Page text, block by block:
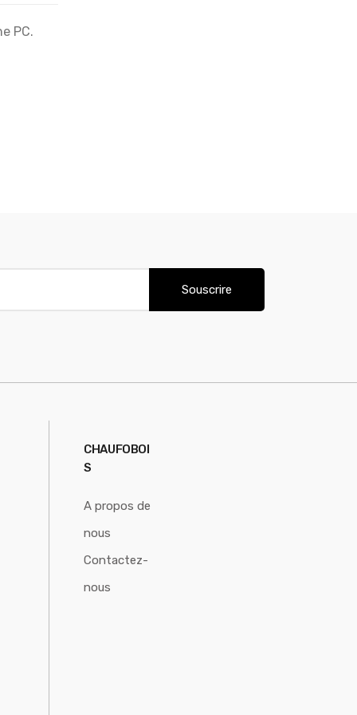
PC.
Souscrire
CHAUFOBOI
S
A propos de
nous
Contactez-
nous